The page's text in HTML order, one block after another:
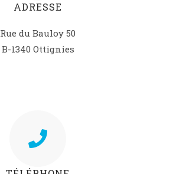
ADRESSE
Rue du Bauloy 50
B-1340 Ottignies